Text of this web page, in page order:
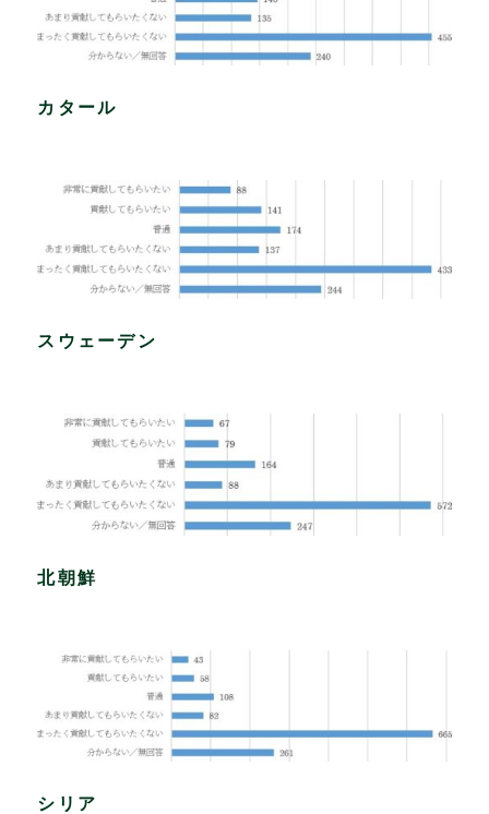
カタール
スウェーデン
北朝鮮
シリア